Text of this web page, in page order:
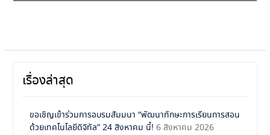
เรื่องล่าสุด
ขอเชิญเข้าร่วมการอบรมสัมมนา “พัฒนาทักษะการเรียนการสอน
ด้วยเทคโนโลยีดิจิทัล” 24 สิงหาคม นี้! 6 สิงหาคม 2026